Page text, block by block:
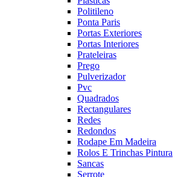
Politileno
Ponta Paris
Portas Exteriores
Portas Interiores
Prateleiras
Prego
Pulverizador
Pvc
Quadrados
Rectangulares
Redes
Redondos
Rodape Em Madeira
Rolos E Trinchas Pintura
Sancas
Serrote